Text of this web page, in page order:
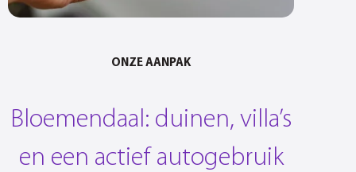
ONZE AANPAK
Bloemendaal: duinen, villa’s
en een actief autogebruik